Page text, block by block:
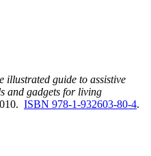
illustrated guide to assistive
and gadgets for living
ISBN 978-1-932603-80-4.